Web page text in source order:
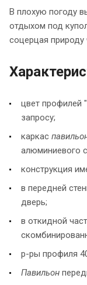
В плохую погоду
отдыхом под
соцерцая природу
цвет профилей
запросу;
каркас
алюминиевого
конструкция
в передней
дверь;
в откидной
р-ры профиля
Павильон